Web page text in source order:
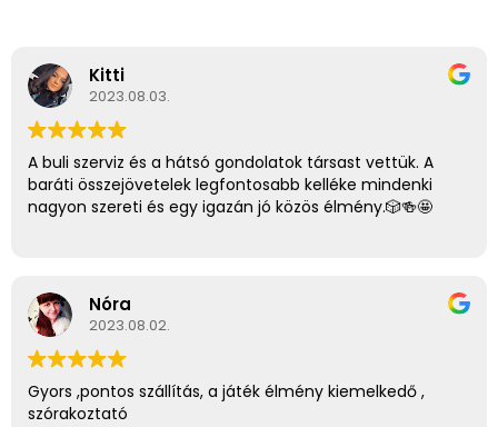
Kitti
2023.08.03.
A buli szerviz és a hátsó gondolatok társast vettük. A
baráti összejövetelek legfontosabb kelléke mindenki
nagyon szereti és egy igazán jó közös élmény.🎲🍻🤩
Nóra
2023.08.02.
Gyors ,pontos szállítás, a játék élmény kiemelkedő ,
szórakoztató